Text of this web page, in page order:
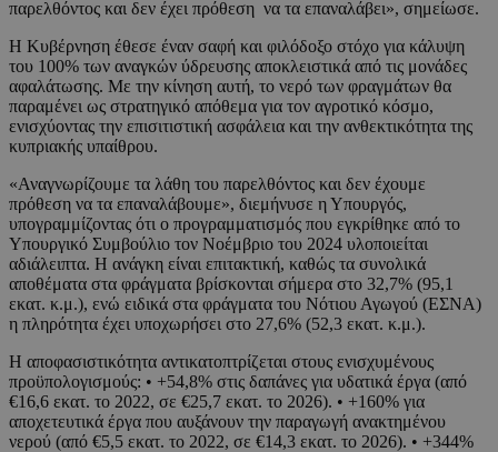
παρελθόντος και δεν έχει πρόθεση να τα επαναλάβει», σημείωσε.
Η Κυβέρνηση έθεσε έναν σαφή και φιλόδοξο στόχο για κάλυψη
του 100% των αναγκών ύδρευσης αποκλειστικά από τις μονάδες
αφαλάτωσης. Με την κίνηση αυτή, το νερό των φραγμάτων θα
παραμένει ως στρατηγικό απόθεμα για τον αγροτικό κόσμο,
ενισχύοντας την επισιτιστική ασφάλεια και την ανθεκτικότητα της
κυπριακής υπαίθρου.
«Αναγνωρίζουμε τα λάθη του παρελθόντος και δεν έχουμε
πρόθεση να τα επαναλάβουμε», διεμήνυσε η Υπουργός,
υπογραμμίζοντας ότι ο προγραμματισμός που εγκρίθηκε από το
Υπουργικό Συμβούλιο τον Νοέμβριο του 2024 υλοποιείται
αδιάλειπτα. Η ανάγκη είναι επιτακτική, καθώς τα συνολικά
αποθέματα στα φράγματα βρίσκονται σήμερα στο 32,7% (95,1
εκατ. κ.μ.), ενώ ειδικά στα φράγματα του Νότιου Αγωγού (ΕΣΝΑ)
η πληρότητα έχει υποχωρήσει στο 27,6% (52,3 εκατ. κ.μ.).
Η αποφασιστικότητα αντικατοπτρίζεται στους ενισχυμένους
προϋπολογισμούς: • +54,8% στις δαπάνες για υδατικά έργα (από
€16,6 εκατ. το 2022, σε €25,7 εκατ. το 2026). • +160% για
αποχετευτικά έργα που αυξάνουν την παραγωγή ανακτημένου
νερού (από €5,5 εκατ. το 2022, σε €14,3 εκατ. το 2026). • +344%